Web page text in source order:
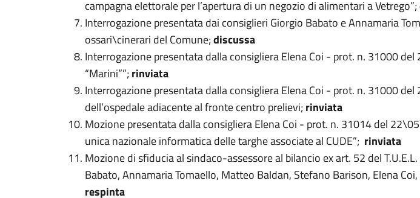
campagna elettorale per l’apertura di un negozio di alimentari a Vetrego”;
Interrogazione presentata dai consiglieri Giorgio Babato e Annamaria
ossari\cinerari del Comune;discussa
Interrogazione presentata dalla consigliera Elena Coi - prot. n. 31000
“Marini””; rinviata
Interrogazione presentata dalla consigliera Elena Coi - prot. n. 31000
dell’ospedale adiacente al fronte centro prelievi; rinviata
Mozione presentata dalla consigliera Elena Coi - prot. n. 31014 del
unica nazionale informatica delle targhe associate al CUDE”; rinviata
Mozione di sfiducia al sindaco-assessore al bilancio ex art. 52 del
Babato, Annamaria Tomaello, Matteo Baldan, Stefano Barison, Elena
respinta